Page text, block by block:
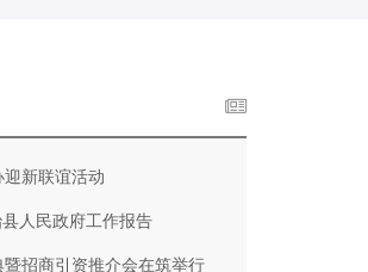
新联谊活动
人民政府工作报告
招商引资推介会在筑举行